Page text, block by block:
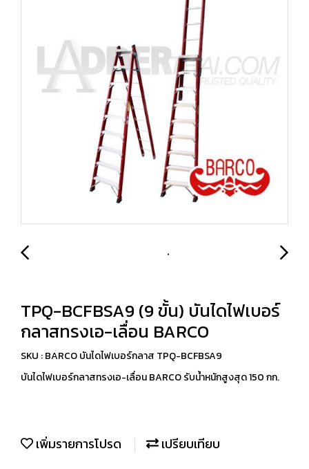
TPQ-BCFBSA9 (9 ขั้น) บันไดไฟเบอร์
กลาสทรงเอ-เลื่อน BARCO
SKU : BARCO บันไดไฟเบอร์กลาส TPQ-BCFBSA9
บันไดไฟเบอร์กลาสทรงเอ-เลื่อน BARCO รับน้ำหนักสูงสุด 150 กก.
เพิ่มรายการโปรด เปรียบเทียบ